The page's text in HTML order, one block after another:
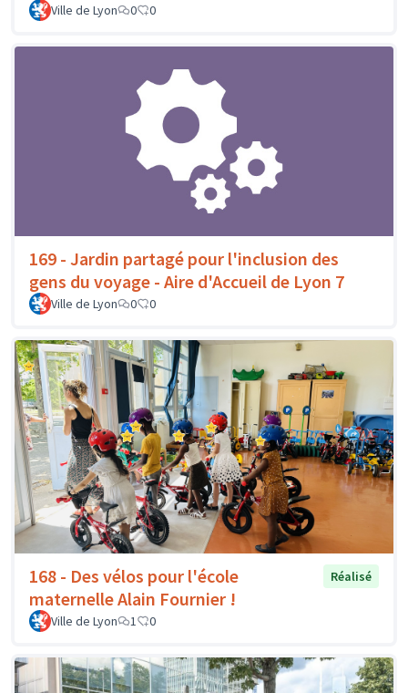
Ville de Lyon 0 0
169 - Jardin partagé pour l'inclusion des
gens du voyage - Aire d'Accueil de Lyon 7
Ville de Lyon 0 0
168 - Des vélos pour l'école
maternelle Alain Fournier !
Réalisé
Ville de Lyon 1 0